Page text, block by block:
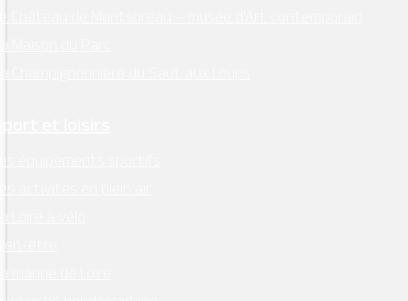
Château de Montsoreau – musée d’Art contemporain
Maison du Parc
Champignonnière du Saut aux Loups
et loisirs
équipements sportifs
activités en plein air
Loire à vélo
être
marine de Loire